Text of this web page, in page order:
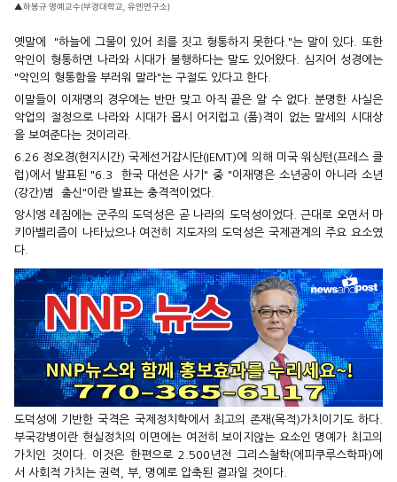
▲하봉규 명예교수(부경대학교, 유엔연구소)
옛말에 "하늘에 그물이 있어 죄를 짓고 형통하지 못한다."는 말이 있다. 또한
악인이 형통하면 나라와 시대가 불행하다는 말도 있어왔다. 심지어 성경에는
"악인의 형통함을 부러워 말라"는 구절도 있다고 한다.
이말들이 이재명의 경우에는 반만 맞고 아직 끝은 알 수 없다. 분명한 사실은
악업의 절정으로 나라와 시대가 몹시 어지럽고 (품)격이 없는 말세의 시대상
을 보여준다는 것이리라.
6.26 정오경(현지시간) 국제선거감시단(IEMT)에 의해 미국 워싱턴(프레스 클
럽)에서 발표된 "6.3 한국 대선은 사기" 중 "이재명은 소년공이 아니라 소년
(강간)범 출신"이란 발표는 충격적이었다.
앙시엥 레짐에는 군주의 도덕성은 곧 나라의 도덕성이었다. 근대로 오면서 마
키아벨리즘이 나타났으나 여전히 지도자의 도덕성은 국제관계의 주요 요소였
다.
도덕성에 기반한 국격은 국제정치학에서 최고의 존재(목적)가치이기도 하다.
부국강병이란 현실정치의 이면에는 여전히 보이지않는 요소인 명예가 최고의
가치인 것이다. 이것은 한편으로 2.500년전 그리스철학(에피쿠루스학파)에
서 사회적 가치는 권력, 부, 명예로 압축된 결과일 것이다.